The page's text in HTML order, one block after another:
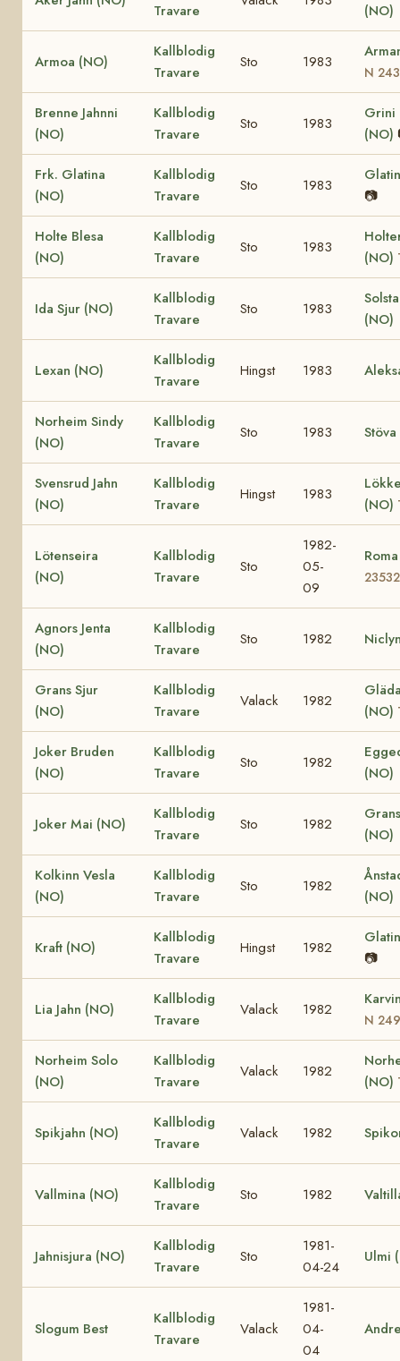
Travare (NO)
Armoa (NO)
Kallblodig
Travare
Sto 1983
N
Brenne Jahnni
(NO)
Kallblodig
Travare
Sto 1983
Grini
(NO)
Frk. Glatina
(NO)
Kallblodig
Travare
Sto 1983
📷
Holte Blesa
(NO)
Kallblodig
Travare
Sto 1983
(NO)
Ida Sjur (NO)
Kallblodig
Travare
Sto 1983
(NO)
Lexan (NO)
Kallblodig
Travare
Hingst 1983
Norheim Sindy
(NO)
Kallblodig
Travare
Sto 1983
Svensrud Jahn
(NO)
Kallblodig
Travare
Hingst 1983
(NO)
Lötenseira
(NO)
Kallblodig
Travare
Sto
1982-
05-
09
23532
Agnors Jenta
(NO)
Kallblodig
Travare
Sto 1982
Grans Sjur
(NO)
Kallblodig
Travare
Valack 1982
(NO)
Joker Bruden
(NO)
Kallblodig
Travare
Sto 1982
(NO)
Joker Mai (NO)
Kallblodig
Travare
Sto 1982
(NO)
Kolkinn Vesla
(NO)
Kallblodig
Travare
Sto 1982
(NO)
Kraft (NO)
Kallblodig
Travare
Hingst 1982
📷
Lia Jahn (NO)
Kallblodig
Travare
Valack 1982
N
Norheim Solo
(NO)
Kallblodig
Travare
Valack 1982
(NO)
Spikjahn (NO)
Kallblodig
Travare
Valack 1982
Vallmina (NO)
Kallblodig
Travare
Sto 1982
Jahnisjura (NO)
Kallblodig
Travare
Sto
1981-
04-24
Ulmi
Slogum Best
Kallblodig
Travare
Valack
1981-
04-
04